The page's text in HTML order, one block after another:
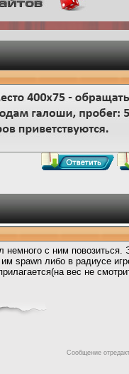
с ним повозиться.
spawn либо в радиусе
вес не
Сообщение